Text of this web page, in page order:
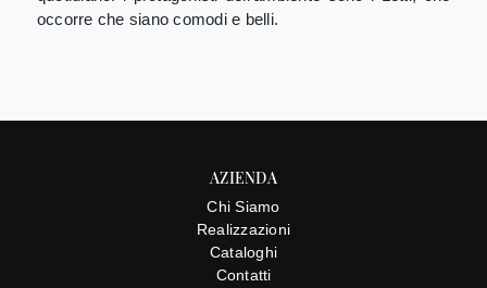
occorre che siano comodi e belli.
AZIENDA
Chi Siamo
Realizzazioni
Cataloghi
Contatti